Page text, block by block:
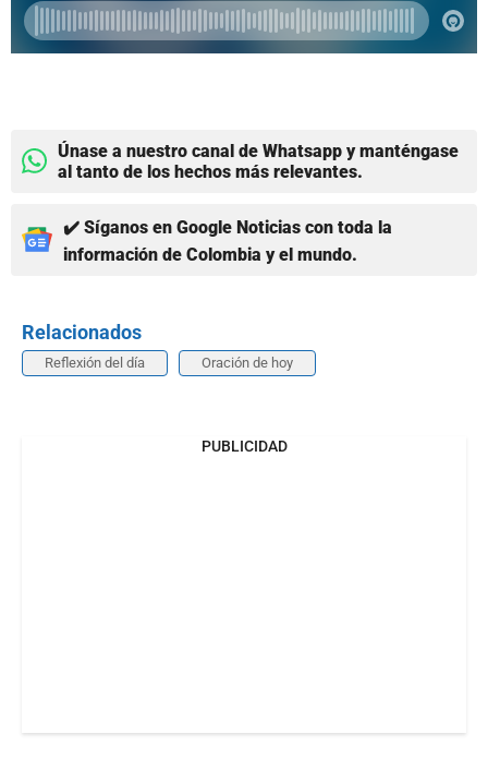
Únase a nuestro canal de Whatsapp y manténgase
al tanto de los hechos más relevantes.
✔️ Síganos en Google Noticias con toda la
información de Colombia y el mundo.
Relacionados
Reflexión del día Oración de hoy
PUBLICIDAD